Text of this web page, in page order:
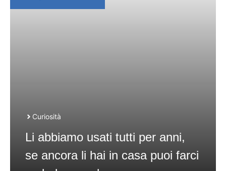
Curiosità
Li abbiamo usati tutti per anni,
se ancora li hai in casa puoi farci